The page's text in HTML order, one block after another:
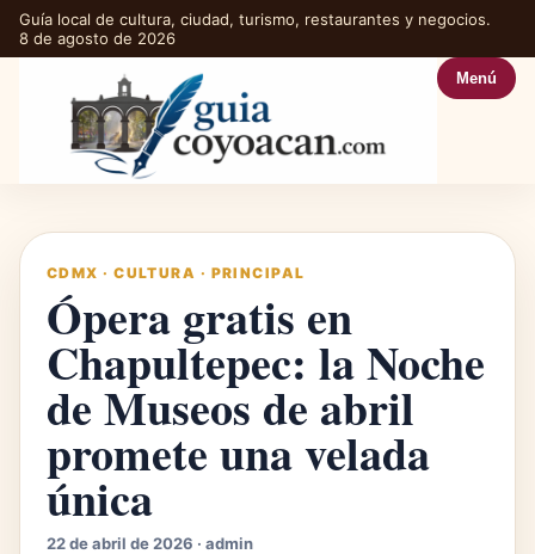
Guía local de cultura, ciudad, turismo, restaurantes y negocios.
8 de agosto de 2026
Menú
CDMX ·CULTURA · PRINCIPAL
Ópera gratis en
Chapultepec: la Noche
de Museos de abril
promete una velada
única
22 de abril de 2026 · admin